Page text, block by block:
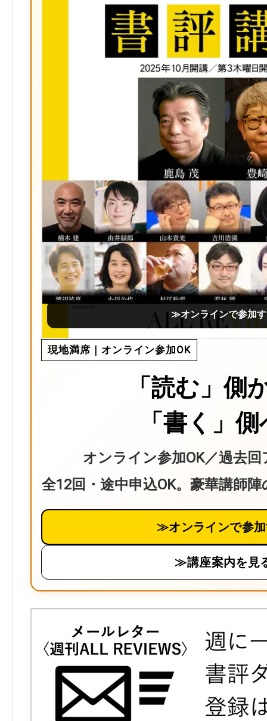
ー
ク
≫オンラインで参加
現地満席｜オンライン参加OK
「読む」側
「書く」
オンライン参加OK／過去
全12回・途中申込OK。豪華講師
≫オンラインで参
≫講座案内を見